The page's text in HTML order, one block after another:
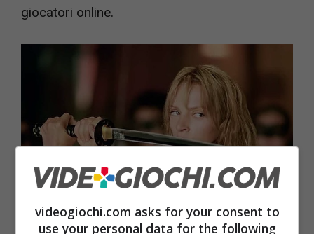
giocatori online.
videogiochi.com asks for your consent to
use your personal data for the following